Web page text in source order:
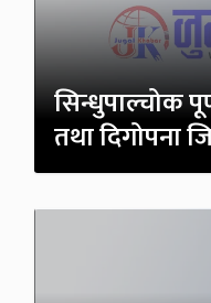
सिन्धुपाल्चोक
तथा दिगोपना